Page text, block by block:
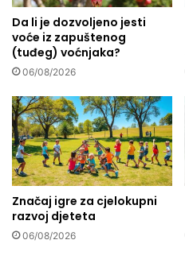
i
v
n
i
c
n
t
a
r
z
a
i
z
b
p
r
o
b
u
ı
ı
z
d
u
b
o
k
o
Da li je dozvoljeno jesti
voće iz zapuštenog
(tuđeg) voćnjaka?
06/08/2026
Značaj igre za cjelokupni
razvoj djeteta
06/08/2026